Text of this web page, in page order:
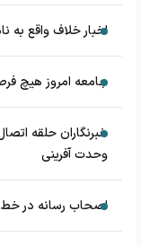
اخبار خلاف واقع به
جامعه امروز هیچ
خبرنگاران حلقه
وحدت آفرینی
اصحاب رسانه در خط